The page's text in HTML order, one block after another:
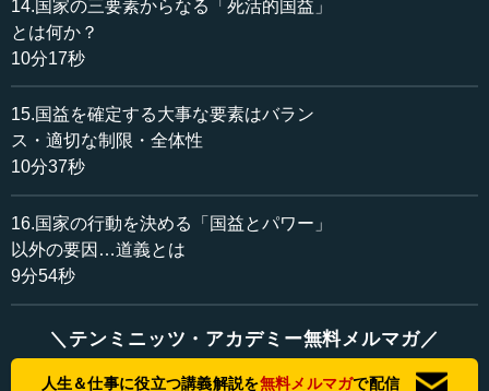
14.国家の三要素からなる「死活的国益」
とは何か？
10分17秒
15.国益を確定する大事な要素はバラン
ス・適切な制限・全体性
10分37秒
16.国家の行動を決める「国益とパワー」
以外の要因…道義とは
9分54秒
＼テンミニッツ・アカデミー無料メルマガ／
人生＆仕事に役立つ講義解説を無料メルマガで配信